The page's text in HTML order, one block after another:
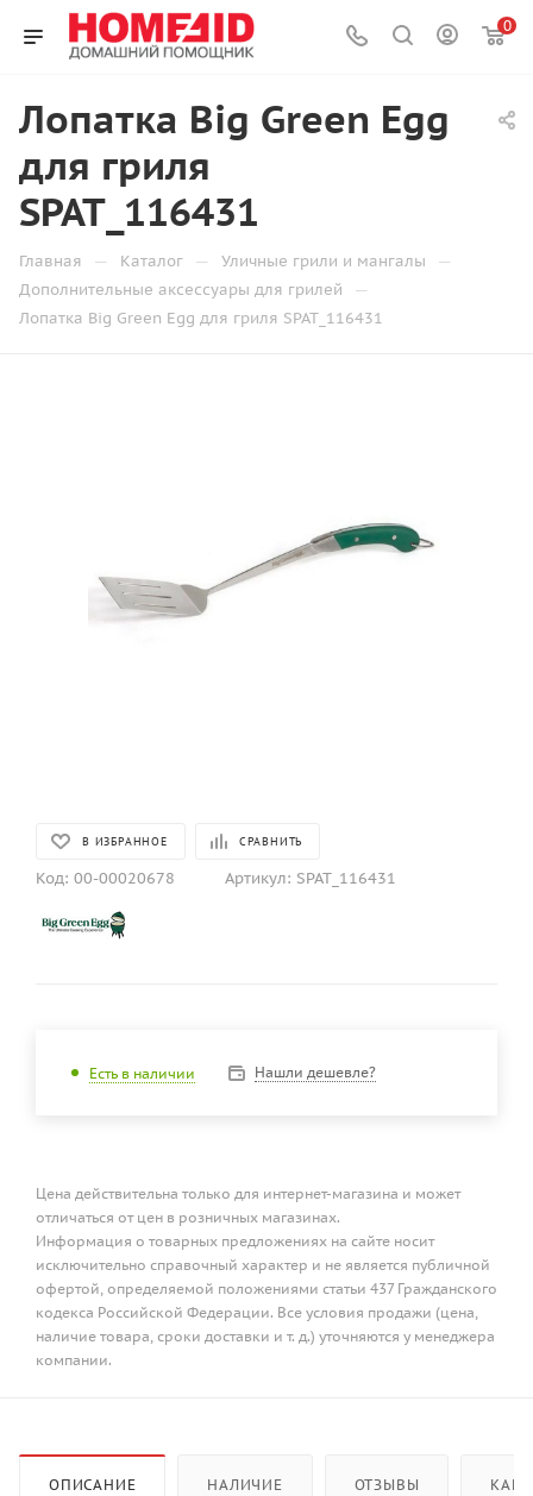
0
Лопатка Big Green Egg
для гриля
SPAT_116431
Главная — Каталог — Уличные грили и мангалы —
Дополнительные аксессуары для грилей —
Лопатка Big Green Egg для гриля SPAT_116431
В ИЗБРАННОЕ СРАВНИТЬ
Код: 00-00020678 Артикул: SPAT_116431
Есть в наличии Нашли дешевле?
Цена действительна только для интернет-магазина и может
отличаться от цен в розничных магазинах.
Информация о товарных предложениях на сайте носит
исключительно справочный характер и не является публичной
офертой, определяемой положениями статьи 437 Гражданского
кодекса Российской Федерации. Все условия продажи (цена,
наличие товара, сроки доставки и т. д.) уточняются у менеджера
компании.
ОПИСАНИЕ НАЛИЧИЕ ОТЗЫВЫ КАК